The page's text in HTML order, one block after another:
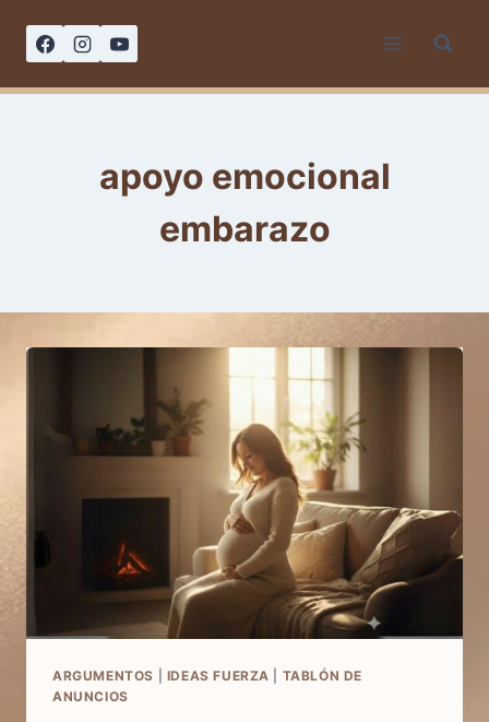
apoyo emocional
embarazo
ARGUMENTOS IDEAS FUERZA
TABLÓN DE
ANUNCIOS